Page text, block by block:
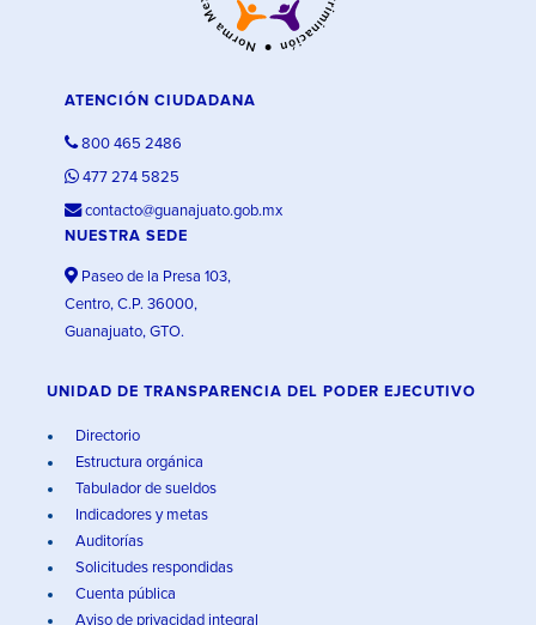
ATENCIÓN CIUDADANA
800 465 2486
477 274 5825
contacto@guanajuato.gob.mx
NUESTRA SEDE
Paseo de la Presa 103,
Centro, C.P. 36000,
Guanajuato, GTO.
UNIDAD DE TRANSPARENCIA DEL PODER EJECUTIVO
Directorio
Estructura orgánica
Tabulador de sueldos
Indicadores y metas
Auditorías
Solicitudes respondidas
Cuenta pública
Aviso de privacidad integral